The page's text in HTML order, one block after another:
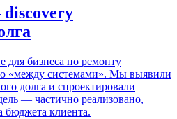
для бизнеса по ремонту
«между системами». Мы выявили
долга и спроектировали
— частично реализовано,
бюджета клиента.